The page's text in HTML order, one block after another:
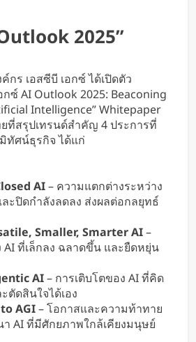
2025”
กร เอสซีบี เอกซ์ ได้เปิดตัว
กซ์ AI Outlook 2025: Beaconing
Intelligence” Whitepaper
ที่สรุปเทรนด์สำคัญ 4 ประการที่
ทัศน์ธุรกิจ ได้แก่
AI– ความแตกต่างระหว่าง
ละปิดกำลังลดลง ส่งผลต่อกลยุทธ์
Smaller, Smarter AI–
AI ที่เล็กลง ฉลาดขึ้น และยืดหยุ่น
AI– การเติบโตของ AI ที่คิด
ตัดสินใจได้เอง
AGI– โอกาสและความท้าทาย
AI ที่มีศักยภาพใกล้เคียงมนุษย์